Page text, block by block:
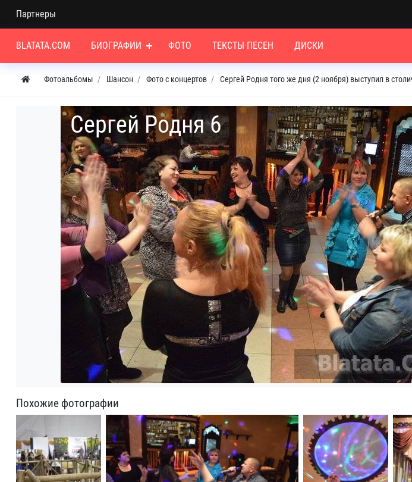
Партнеры
BLATATA.COM БИОГРАФИИ ФОТО ТЕКСТЫ ПЕСЕН ДИСКИ
Фотоальбомы Шансон Фото с концертов Сергей Родня того же дня (2 ноября) выступил в
Сергей Родня 6
Похожие фотографии